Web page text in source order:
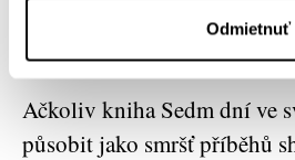
Odmietnuť
mezinárodním měřítku a
hlavní ingrediencí skvělé
Ačkoliv kniha Sedm dní ve
působit jako smršť příběhů